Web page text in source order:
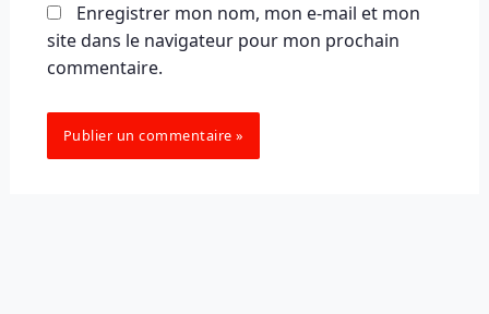
Enregistrer mon nom, mon e-mail et mon
site dans le navigateur pour mon prochain
commentaire.